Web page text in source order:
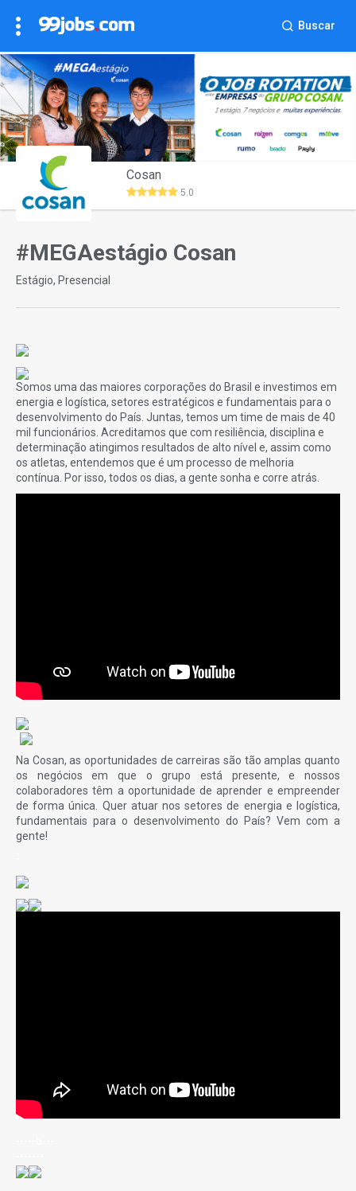
Buscar
Cosan
5.0
#MEGAestágio Cosan
Estágio, Presencial
Somos uma das maiores corporações do Brasil e investimos em
energia e logística, setores estratégicos e fundamentais para o
desenvolvimento do País. Juntas, temos um time de mais de 40
mil funcionários. Acreditamos que com resiliência, disciplina e
determinação atingimos resultados de alto nível e, assim como
os atletas, entendemos que é um processo de melhoria
contínua. Por isso, todos os dias, a gente sonha e corre atrás.
Na Cosan, as oportunidades de carreiras são tão amplas quanto
os negócios em que o grupo está presente, e nossos
colaboradores têm a oportunidade de aprender e empreender
de forma única. Quer atuar nos setores de energia e logística,
fundamentais para o desenvolvimento do País? Vem com a
gente!